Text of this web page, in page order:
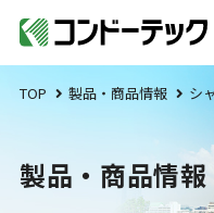
TOP 製品・商品情報 シ
製品・商品情報